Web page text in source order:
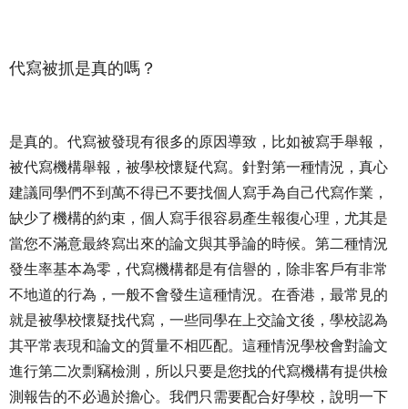
代寫被抓是真的嗎？
是真的。代寫被發現有很多的原因導致，比如被寫手舉報，
被代寫機構舉報，被學校懷疑代寫。針對第一種情況，真心
建議同學們不到萬不得已不要找個人寫手為自己代寫作業，
缺少了機構的約束，個人寫手很容易產生報復心理，尤其是
當您不滿意最終寫出來的論文與其爭論的時候。第二種情況
發生率基本為零，代寫機構都是有信譽的，除非客戶有非常
不地道的行為，一般不會發生這種情況。在香港，最常見的
就是被學校懷疑找代寫，一些同學在上交論文後，學校認為
其平常表現和論文的質量不相匹配。這種情況學校會對論文
進行第二次剽竊檢測，所以只要是您找的代寫機構有提供檢
測報告的不必過於擔心。我們只需要配合好學校，說明一下